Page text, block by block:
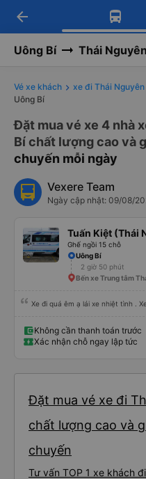
Tải app
Nhận ưu đãi
Tải app
-30k/ghế khi
arrow_back
Uông Bí Thái Nguyên
Vé xe khách xe đi Thái
Uông Bí
Đặt mua vé xe 4 nhà
Bí chất lượng cao và
chuyến mỗi ngày
Vexere Team
Ngày cập nhật: 09/08/
Tuấn Kiệt (Thái
Ghế ngồi 15 chỗ
Uông Bí
2 giờ 50 phút
Bến xe Trung tâm
Xe đi quá êm ạ lái xe nhiệt tình .
Không cần thanh toán trước
Xác nhận chỗ ngay lập tức
Đặt mua vé xe đi
chất lượng cao và
chuyến
Tư vấn TOP 1 xe khách